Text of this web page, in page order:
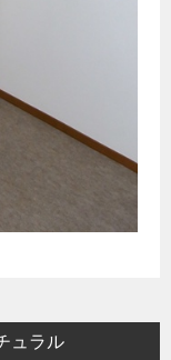
ュラル